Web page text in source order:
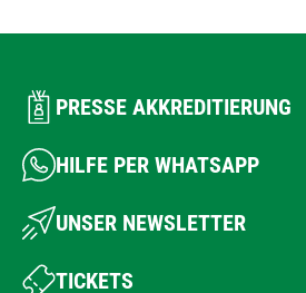
PRESSE AKKREDITIERUNG
HILFE PER WHATSAPP
UNSER NEWSLETTER
TICKETS